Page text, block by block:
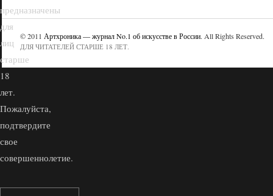
© 2011 Артхроника — журнал No.1 об искусстве в России. All Rights Reserved.
ДЛЯ ЧИТАТЕЛЕЙ СТАРШЕ 18 ЛЕТ.
предназначены
для
лиц
старше
18
лет.
Пожалуйста,
подтвердите
свое
совершеннолетие.